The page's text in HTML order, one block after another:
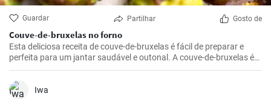
Guardar Partilhar Gosto de
Couve-de-bruxelas no forno
Esta deliciosa receita de couve-de-bruxelas é fácil de preparar e
perfeita para um jantar saudável e outonal. A couve-de-bruxelas é
temperada com azeite, sal e pimenta e assada no forno até ficar
crocante e dourada.
Iwa